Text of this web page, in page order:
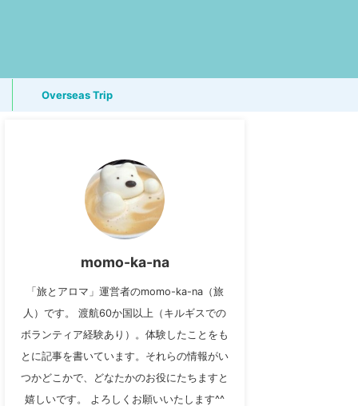
Overseas Trip
momo-ka-na
「旅とアロマ」運営者のmomo-ka-na（旅
人）です。 渡航60か国以上（キルギスでの
ボランティア経験あり）。体験したことをも
とに記事を書いています。それらの情報がい
つかどこかで、どなたかのお役にたちますと
嬉しいです。 よろしくお願いいたします^^